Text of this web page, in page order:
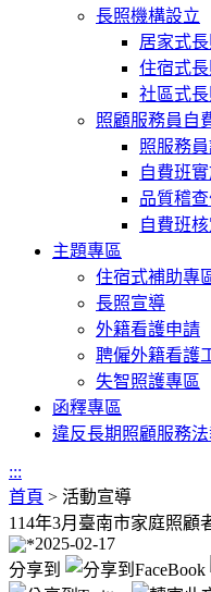
長照機構設立
居家式
住宿式
社區式
照顧服務員自
照服務
自費班
品質稽
自費班
主題專區
住宿式補助專
長照宣導
外籍看護申請
聘僱外籍看護
失智照護專區
函釋專區
違反長期照顧服務
:::
首頁 > 活動宣導
114年3月臺南市家庭照顧
2025-02-17
分享到